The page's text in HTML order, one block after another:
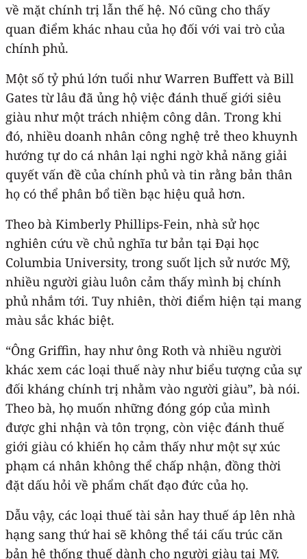
về mặt chính trị lẫn thế hệ. Nó cũng cho thấy
quan điểm khác nhau của họ đối với vai trò của
chính phủ.
Một số tỷ phú lớn tuổi như Warren Buffett và Bill
Gates từ lâu đã ủng hộ việc đánh thuế giới siêu
giàu như một trách nhiệm công dân. Trong khi
đó, nhiều doanh nhân công nghệ trẻ theo khuynh
hướng tự do cá nhân lại nghi ngờ khả năng giải
quyết vấn đề của chính phủ và tin rằng bản thân
họ có thể phân bổ tiền bạc hiệu quả hơn.
Theo bà Kimberly Phillips-Fein, nhà sử học
nghiên cứu về chủ nghĩa tư bản tại Đại học
Columbia University, trong suốt lịch sử nước Mỹ,
nhiều người giàu luôn cảm thấy mình bị chính
phủ nhắm tới. Tuy nhiên, thời điểm hiện tại mang
màu sắc khác biệt.
“Ông Griffin, hay như ông Roth và nhiều người
khác xem các loại thuế này như biểu tượng của sự
đối kháng chính trị nhằm vào người giàu”, bà nói.
Theo bà, họ muốn những đóng góp của mình
được ghi nhận và tôn trọng, còn việc đánh thuế
giới giàu có khiến họ cảm thấy như một sự xúc
phạm cá nhân không thể chấp nhận, đồng thời
đặt dấu hỏi về phẩm chất đạo đức của họ.
Dẫu vậy, các loại thuế tài sản hay thuế áp lên nhà
hạng sang thứ hai sẽ không thể tái cấu trúc căn
bản hệ thống thuế dành cho người giàu tại Mỹ.